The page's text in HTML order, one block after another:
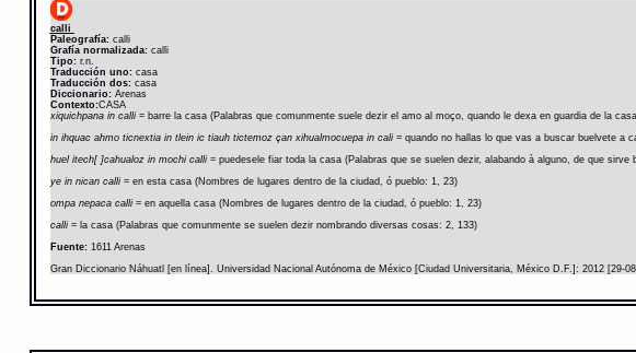
calli
Paleografía:calli
Grafía normalizada:calli
Tipo:r.n.
Traducción uno:casa
Traducción dos:casa
Diccionario: Arenas
Contexto:CASA
xiquichpana in calli = barre la casa (Palabras que comunmente suele dezir el amo al moço, quando le dexa en guardia de la
in ihquac ahmo ticnextia in tlein ic tiauh tictemoz çan xihualmocuepa in cali = quando no hallas lo que vas a buscar buelvete a
huel itech[ ]cahualoz in mochi calli = puedesele fiar toda la casa (Palabras que se suelen dezir, alabando à alguno, de que
ye in nican calli = en esta casa (Nombres de lugares dentro de la ciudad, ó pueblo: 1, 23)
ompa nepaca calli = en aquella casa (Nombres de lugares dentro de la ciudad, ó pueblo: 1, 23)
calli = la casa (Palabras que comunmente se suelen dezir nombrando diversas cosas: 2, 133)
Fuente:1611 Arenas
Gran Diccionario Náhuatl [en línea]. Universidad Nacional Autónoma de México [Ciudad Universitaria, México D.F.]: 2012 [29-